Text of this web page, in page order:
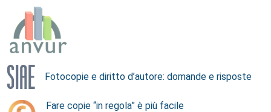
Fotocopie e diritto d’autore: domande e risposte
Fare copie “in regola” è più facile